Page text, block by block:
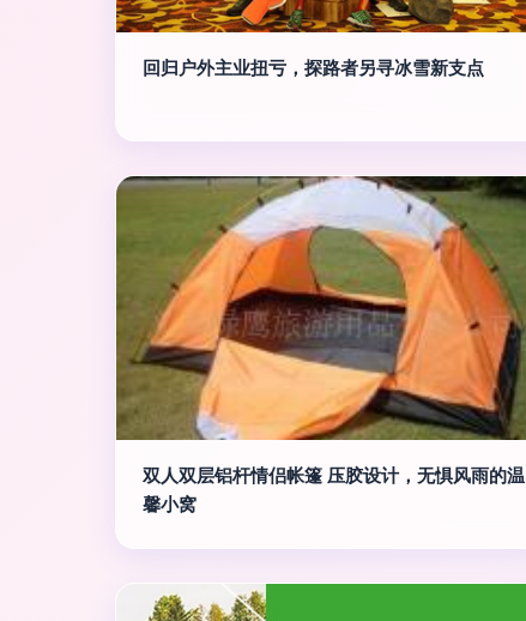
回归户外主业扭亏，探路者另寻冰雪新支点
双人双层铝杆情侣帐篷 压胶设计，无惧风雨的温
馨小窝